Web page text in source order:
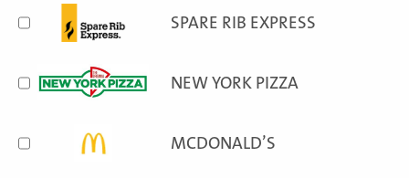
SPARE RIB EXPRESS
NEW YORK PIZZA
MCDONALD’S